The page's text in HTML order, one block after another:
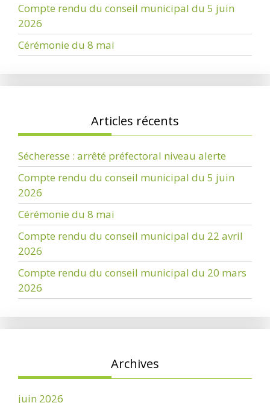
Compte rendu du conseil municipal du 5 juin
2026
Cérémonie du 8 mai
Articles récents
Sécheresse : arrêté préfectoral niveau alerte
Compte rendu du conseil municipal du 5 juin
2026
Cérémonie du 8 mai
Compte rendu du conseil municipal du 22 avril
2026
Compte rendu du conseil municipal du 20 mars
2026
Archives
juin 2026